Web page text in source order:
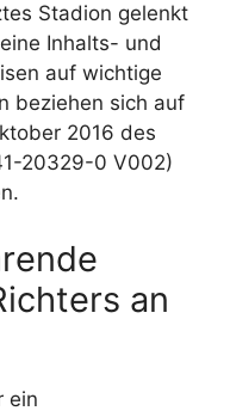
Stadion gelenkt
Inhalts- und
auf wichtige
beziehen sich auf
2016 des
20329-0 V002)
an
ein